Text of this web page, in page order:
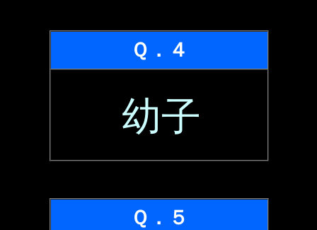
Ｑ．４
幼子
Ｑ．５